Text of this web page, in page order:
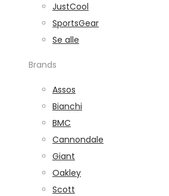
JustCool
SportsGear
Se alle
Brands
Assos
Bianchi
BMC
Cannondale
Giant
Oakley
Scott